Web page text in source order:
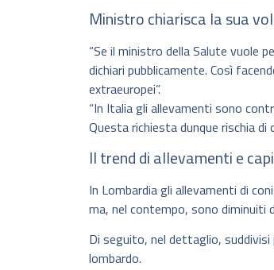
Ministro chiarisca la sua
“Se il ministro della Salute vuole
dichiari pubblicamente. Così
extraeuropei”.
“In Italia gli allevamenti sono
Questa richiesta dunque rischia
Il trend di allevamenti e capi
In Lombardia gli allevamenti di
ma, nel contempo, sono diminuiti
Di seguito, nel dettaglio,
lombardo.